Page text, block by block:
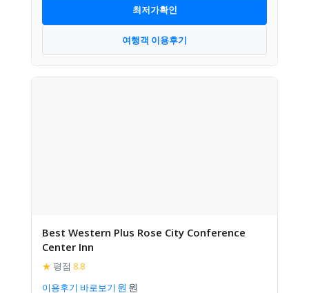
최저가확인
여행객 이용후기
Best Western Plus Rose City Conference
Center Inn
★ 평점 8.8
이용후기 바로보기